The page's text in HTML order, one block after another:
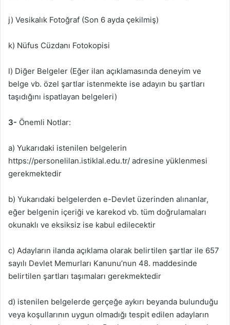
j) Vesikalık Fotoğraf (Son 6 ayda çekilmiş)
k) Nüfus Cüzdanı Fotokopisi
l) Diğer Belgeler (Eğer ilan açıklamasında deneyim ve
belge vb. özel şartlar istenmekte ise adayın bu şartları
taşıdığını ispatlayan belgeleri)
3- Önemli Notlar:
a) Yukarıdaki istenilen belgelerin
https://personelilan.istiklal.edu.tr/ adresine yüklenmesi
gerekmektedir
b) Yukarıdaki belgelerden e-Devlet üzerinden alınanlar,
eğer belgenin içeriği ve karekod vb. tüm doğrulamaları
okunaklı ve eksiksiz ise kabul edilecektir
c) Adayların ilanda açıklama olarak belirtilen şartlar ile 657
sayılı Devlet Memurları Kanunu’nun 48. maddesinde
belirtilen şartları taşımaları gerekmektedir
d) istenilen belgelerde gerçeğe aykırı beyanda bulunduğu
veya koşullarının uygun olmadığı tespit edilen adayların